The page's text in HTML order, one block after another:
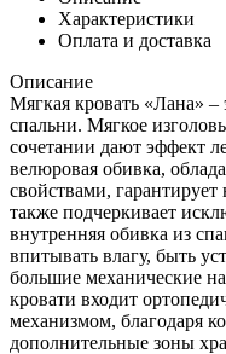
Характеристики
Оплата и доставка
Описание
Мягкая кровать «Лана»
спальни. Мягкое
сочетании дают эффект
велюровая обивка,
свойствами,
также подчеркивает
внутренняя обивка из
впитывать влагу, быть
большие механические
кровати входит
механизмом, благодаря
дополнительные зоны